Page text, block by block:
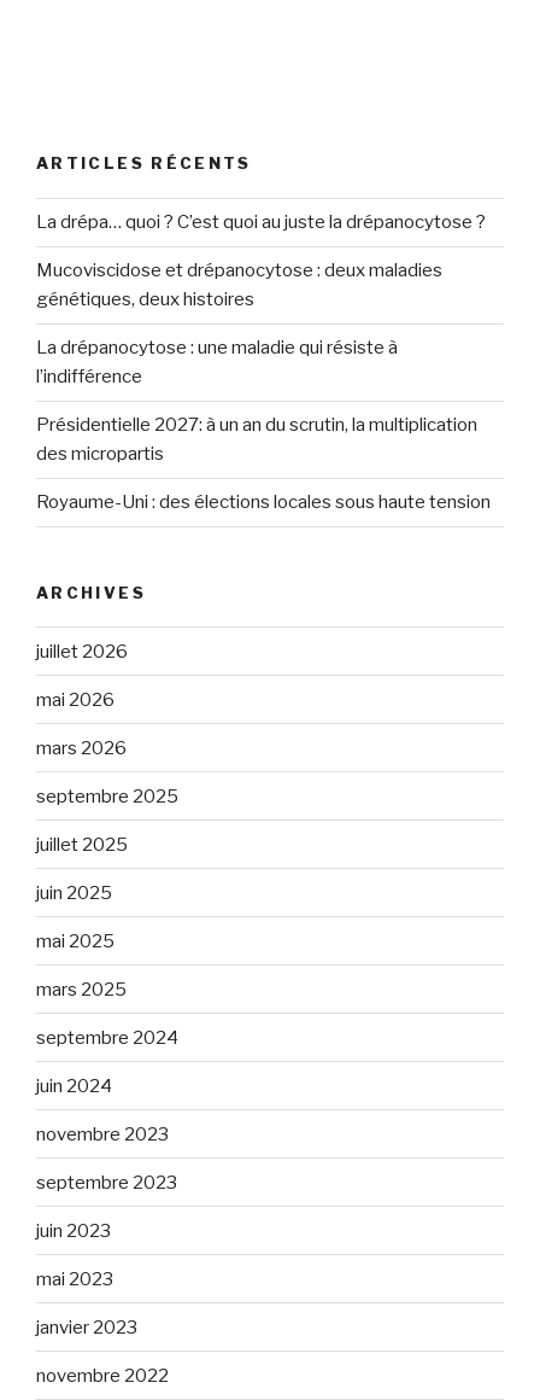
ARTICLES RÉCENTS
La drépa… quoi ? C’est quoi au juste la drépanocytose ?
Mucoviscidose et drépanocytose : deux maladies
génétiques, deux histoires
La drépanocytose : une maladie qui résiste à
l’indifférence
Présidentielle 2027: à un an du scrutin, la multiplication
des micropartis
Royaume-Uni : des élections locales sous haute tension
ARCHIVES
juillet 2026
mai 2026
mars 2026
septembre 2025
juillet 2025
juin 2025
mai 2025
mars 2025
septembre 2024
juin 2024
novembre 2023
septembre 2023
juin 2023
mai 2023
janvier 2023
novembre 2022